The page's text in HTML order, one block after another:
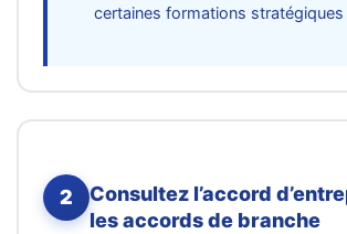
certaines formations stratégiques
2
Consultez l’accord
les accords de branche